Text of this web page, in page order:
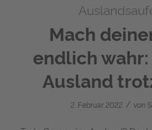
Mach
endlich
Ausland
2. Februar 2022 / von